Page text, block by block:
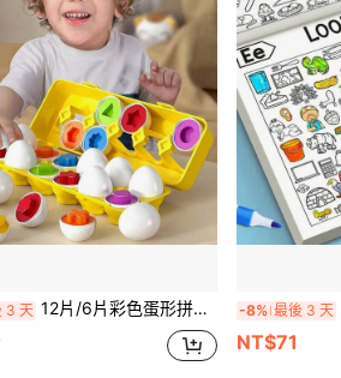
3 天 12片/6片彩色蛋形拼图套装 - 增强精细动作技能、手眼协调能力和早期学习识别能力。适合幼儿和学龄前儿童，是复活节、圣诞节和万圣节的理想选择。 -8% 最後 3 天
NT$71